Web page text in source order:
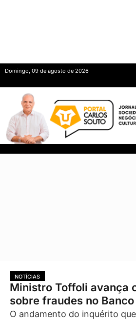
Domingo, 09 de agosto de 2026
NOTÍCIAS
Ministro Toffoli avança
sobre fraudes no
O andamento do inquérito